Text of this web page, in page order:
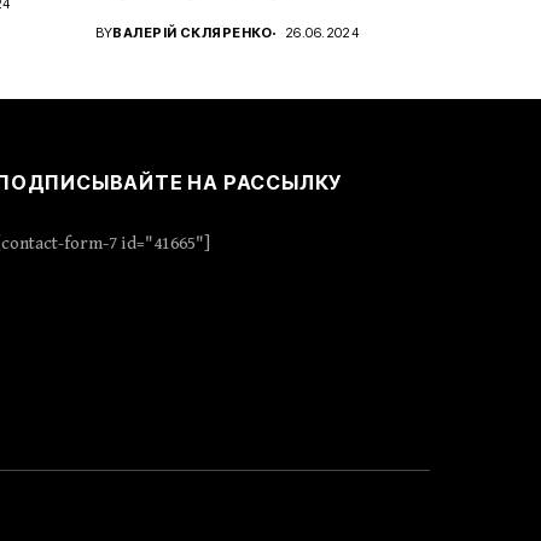
характера с новым...
BYВАЛЕРІЙ СКЛЯРЕНКО 26.06.2024
НА РАССЫЛКУ
[contact-form-7 id="41665"]